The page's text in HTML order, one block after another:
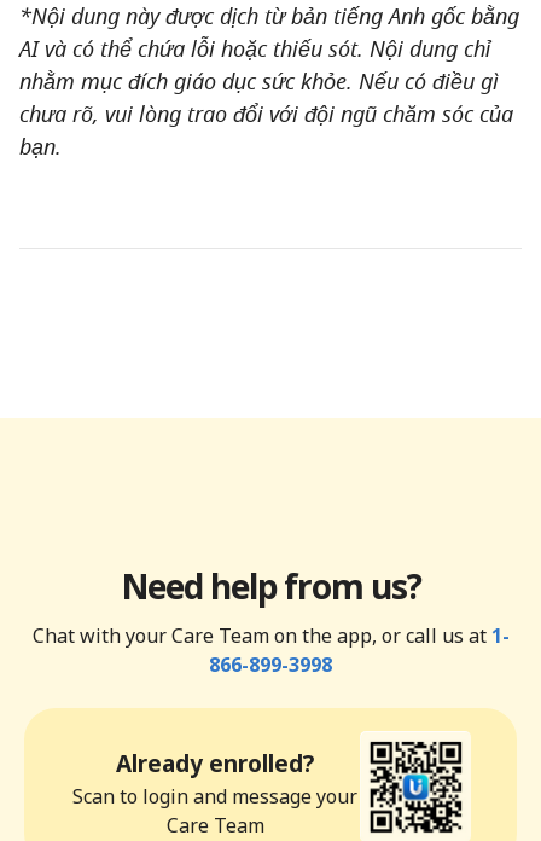
*Nội dung này được dịch từ bản tiếng Anh gốc bằng
AI và có thể chứa lỗi hoặc thiếu sót. Nội dung chỉ
nhằm mục đích giáo dục sức khỏe. Nếu có điều gì
chưa rõ, vui lòng trao đổi với đội ngũ chăm sóc của
bạn.
Need help from us?
Chat with your Care Team on the app, or call us at 1-
866-899-3998
Already enrolled?
Scan to login and message your
Care Team